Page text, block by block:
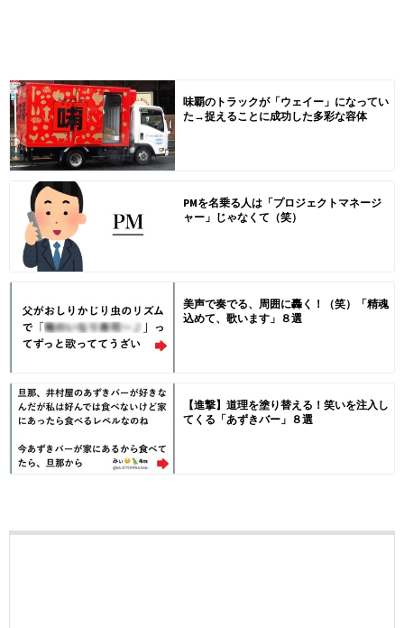
味覇のトラックが「ウェイー」になってい
た→捉えることに成功した多彩な容体
PMを名乗る人は「プロジェクトマネージ
ャー」じゃなくて（笑）
美声で奏でる、周囲に轟く！（笑）「精魂
込めて、歌います」８選
【進撃】道理を塗り替える！笑いを注入し
てくる「あずきバー」８選